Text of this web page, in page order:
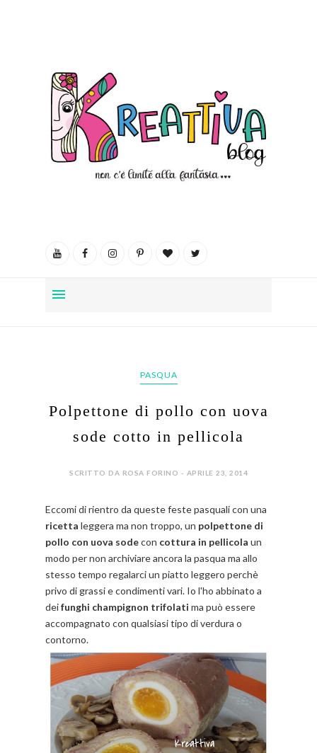
PASQUA
Polpettone di pollo con uova
sode cotto in pellicola
SCRITTO DA ROSA FORINO - APRILE 23, 2014
Eccomi di rientro da queste feste pasquali con una
ricetta leggera ma non troppo, un polpettone di
pollo con uova sodecon cottura in pellicola un
modo per non archiviare ancora la pasqua ma allo
stesso tempo regalarci un piatto leggero perchè
privo di grassi e condimenti vari. Io l'ho abbinato a
deifunghi champignon trifolati ma può essere
accompagnato con qualsiasi tipo di verdura o
contorno.